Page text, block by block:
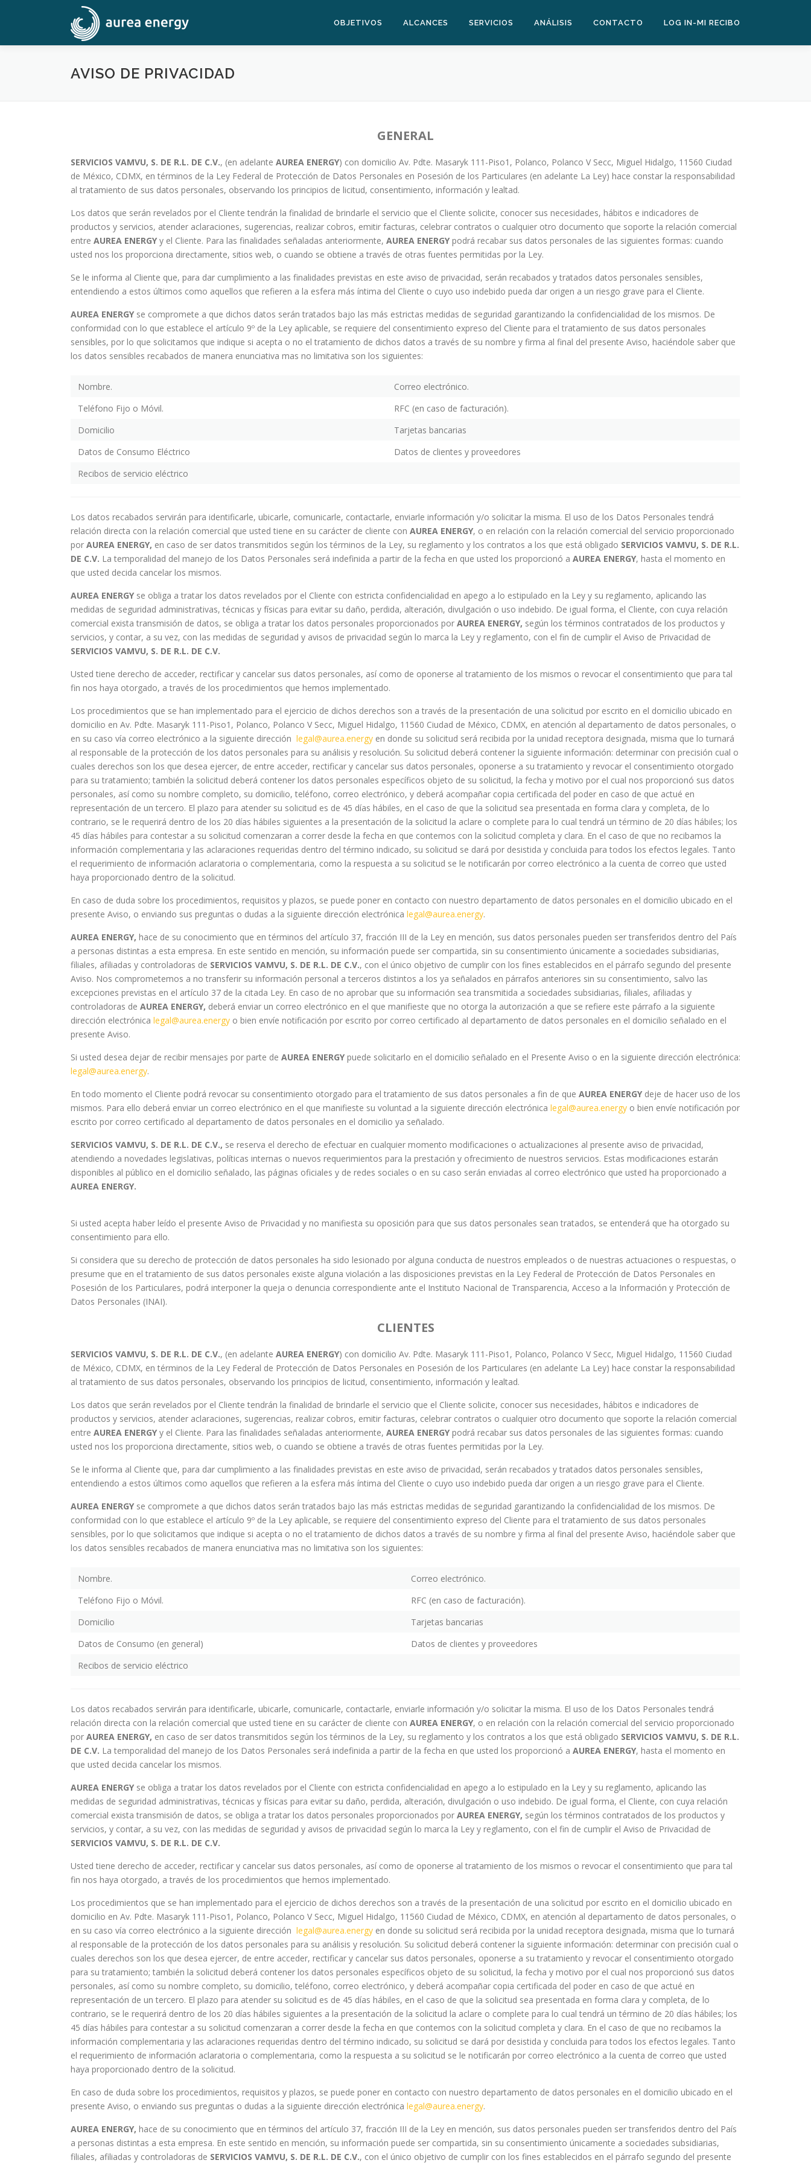
OBJETIVOS ALCANCES SERVICIOS ANÁLISIS CONTACTO LOG IN-MI RECIBO
AVISO DE PRIVACIDAD
GENERAL
SERVICIOS VAMVU, S. DE R.L. DE C.V., (en adelante AUREA ENERGY) con domicilio Av. Pdte. Masaryk 111-Piso1, Polanco, Polanco V Secc, Miguel Hidalgo, 11560 Ciudad
de México, CDMX, en términos de la Ley Federal de Protección de Datos Personales en Posesión de los Particulares (en adelante La Ley) hace constar la responsabilidad
al tratamiento de sus datos personales, observando los principios de licitud, consentimiento, información y lealtad.
Los datos que serán revelados por el Cliente tendrán la finalidad de brindarle el servicio que el Cliente solicite, conocer sus necesidades, hábitos e indicadores de
productos y servicios, atender aclaraciones, sugerencias, realizar cobros, emitir facturas, celebrar contratos o cualquier otro documento que soporte la relación comercial
entre AUREA ENERGYy el Cliente. Para las finalidades señaladas anteriormente, AUREA ENERGYpodrá recabar sus datos personales de las siguientes formas: cuando
usted nos los proporciona directamente, sitios web, o cuando se obtiene a través de otras fuentes permitidas por la Ley.
Se le informa al Cliente que, para dar cumplimiento a las finalidades previstas en este aviso de privacidad, serán recabados y tratados datos personales sensibles,
entendiendo a estos últimos como aquellos que refieren a la esfera más íntima del Cliente o cuyo uso indebido pueda dar origen a un riesgo grave para el Cliente.
AUREA ENERGYse compromete a que dichos datos serán tratados bajo las más estrictas medidas de seguridad garantizando la confidencialidad de los mismos. De
conformidad con lo que establece el artículo 9º de la Ley aplicable, se requiere del consentimiento expreso del Cliente para el tratamiento de sus datos personales
sensibles, por lo que solicitamos que indique si acepta o no el tratamiento de dichos datos a través de su nombre y firma al final del presente Aviso, haciéndole saber que
los datos sensibles recabados de manera enunciativa mas no limitativa son los siguientes:
Nombre.
Correo electrónico.
Teléfono Fijo o Móvil.
RFC (en caso de facturación).
Domicilio
Tarjetas bancarias
Datos de Consumo Eléctrico
Datos de clientes y proveedores
Recibos de servicio eléctrico
Los datos recabados servirán para identificarle, ubicarle, comunicarle, contactarle, enviarle información y/o solicitar la misma. El uso de los Datos Personales tendrá
relación directa con la relación comercial que usted tiene en su carácter de cliente con AUREA ENERGY, o en relación con la relación comercial del servicio proporcionado
por AUREA ENERGY, en caso de ser datos transmitidos según los términos de la Ley, su reglamento y los contratos a los que está obligado SERVICIOS VAMVU, S. DE R.L.
DE C.V. La temporalidad del manejo de los Datos Personales será indefinida a partir de la fecha en que usted los proporcionó a AUREA ENERGY, hasta el momento en
que usted decida cancelar los mismos.
AUREA ENERGYse obliga a tratar los datos revelados por el Cliente con estricta confidencialidad en apego a lo estipulado en la Ley y su reglamento, aplicando las
medidas de seguridad administrativas, técnicas y físicas para evitar su daño, perdida, alteración, divulgación o uso indebido. De igual forma, el Cliente, con cuya relación
comercial exista transmisión de datos, se obliga a tratar los datos personales proporcionados por AUREA ENERGY, según los términos contratados de los productos y
servicios, y contar, a su vez, con las medidas de seguridad y avisos de privacidad según lo marca la Ley y reglamento, con el fin de cumplir el Aviso de Privacidad de
SERVICIOS VAMVU, S. DE R.L. DE C.V.
Usted tiene derecho de acceder, rectificar y cancelar sus datos personales, así como de oponerse al tratamiento de los mismos o revocar el consentimiento que para tal
fin nos haya otorgado, a través de los procedimientos que hemos implementado.
Los procedimientos que se han implementado para el ejercicio de dichos derechos son a través de la presentación de una solicitud por escrito en el domicilio ubicado en
domicilio en Av. Pdte. Masaryk 111-Piso1, Polanco, Polanco V Secc, Miguel Hidalgo, 11560 Ciudad de México, CDMX, en atención al departamento de datos personales, o
en su caso vía correo electrónico a la siguiente dirección legal@aurea.energy en donde su solicitud será recibida por la unidad receptora designada, misma que lo turnará
al responsable de la protección de los datos personales para su análisis y resolución. Su solicitud deberá contener la siguiente información: determinar con precisión cual o
cuales derechos son los que desea ejercer, de entre acceder, rectificar y cancelar sus datos personales, oponerse a su tratamiento y revocar el consentimiento otorgado
para su tratamiento; también la solicitud deberá contener los datos personales específicos objeto de su solicitud, la fecha y motivo por el cual nos proporcionó sus datos
personales, así como su nombre completo, su domicilio, teléfono, correo electrónico, y deberá acompañar copia certificada del poder en caso de que actué en
representación de un tercero. El plazo para atender su solicitud es de 45 días hábiles, en el caso de que la solicitud sea presentada en forma clara y completa, de lo
contrario, se le requerirá dentro de los 20 días hábiles siguientes a la presentación de la solicitud la aclare o complete para lo cual tendrá un término de 20 días hábiles; los
45 días hábiles para contestar a su solicitud comenzaran a correr desde la fecha en que contemos con la solicitud completa y clara. En el caso de que no recibamos la
información complementaria y las aclaraciones requeridas dentro del término indicado, su solicitud se dará por desistida y concluida para todos los efectos legales. Tanto
el requerimiento de información aclaratoria o complementaria, como la respuesta a su solicitud se le notificarán por correo electrónico a la cuenta de correo que usted
haya proporcionado dentro de la solicitud.
En caso de duda sobre los procedimientos, requisitos y plazos, se puede poner en contacto con nuestro departamento de datos personales en el domicilio ubicado en el
presente Aviso, o enviando sus preguntas o dudas a la siguiente dirección electrónica legal@aurea.energy.
AUREA ENERGY, hace de su conocimiento que en términos del artículo 37, fracción III de la Ley en mención, sus datos personales pueden ser transferidos dentro del País
a personas distintas a esta empresa. En este sentido en mención, su información puede ser compartida, sin su consentimiento únicamente a sociedades subsidiarias,
filiales, afiliadas y controladoras de SERVICIOS VAMVU, S. DE R.L. DE C.V., con el único objetivo de cumplir con los fines establecidos en el párrafo segundo del presente
Aviso. Nos comprometemos a no transferir su información personal a terceros distintos a los ya señalados en párrafos anteriores sin su consentimiento, salvo las
excepciones previstas en el artículo 37 de la citada Ley. En caso de no aprobar que su información sea transmitida a sociedades subsidiarias, filiales, afiliadas y
controladoras de AUREA ENERGY, deberá enviar un correo electrónico en el que manifieste que no otorga la autorización a que se refiere este párrafo a la siguiente
dirección electrónica legal@aurea.energy o bien envíe notificación por escrito por correo certificado al departamento de datos personales en el domicilio señalado en el
presente Aviso.
Si usted desea dejar de recibir mensajes por parte de AUREA ENERGYpuede solicitarlo en el domicilio señalado en el Presente Aviso o en la siguiente dirección electrónica:
legal@aurea.energy.
En todo momento el Cliente podrá revocar su consentimiento otorgado para el tratamiento de sus datos personales a fin de que AUREA ENERGYdeje de hacer uso de los
mismos. Para ello deberá enviar un correo electrónico en el que manifieste su voluntad a la siguiente dirección electrónica legal@aurea.energy o bien envíe notificación por
escrito por correo certificado al departamento de datos personales en el domicilio ya señalado.
SERVICIOS VAMVU, S. DE R.L. DE C.V., se reserva el derecho de efectuar en cualquier momento modificaciones o actualizaciones al presente aviso de privacidad,
atendiendo a novedades legislativas, políticas internas o nuevos requerimientos para la prestación y ofrecimiento de nuestros servicios. Estas modificaciones estarán
disponibles al público en el domicilio señalado, las páginas oficiales y de redes sociales o en su caso serán enviadas al correo electrónico que usted ha proporcionado a
AUREA ENERGY.
Si usted acepta haber leído el presente Aviso de Privacidad y no manifiesta su oposición para que sus datos personales sean tratados, se entenderá que ha otorgado su
consentimiento para ello.
Si considera que su derecho de protección de datos personales ha sido lesionado por alguna conducta de nuestros empleados o de nuestras actuaciones o respuestas, o
presume que en el tratamiento de sus datos personales existe alguna violación a las disposiciones previstas en la Ley Federal de Protección de Datos Personales en
Posesión de los Particulares, podrá interponer la queja o denuncia correspondiente ante el Instituto Nacional de Transparencia, Acceso a la Información y Protección de
Datos Personales (INAI).
CLIENTES
SERVICIOS VAMVU, S. DE R.L. DE C.V., (en adelante AUREA ENERGY) con domicilio Av. Pdte. Masaryk 111-Piso1, Polanco, Polanco V Secc, Miguel Hidalgo, 11560 Ciudad
de México, CDMX, en términos de la Ley Federal de Protección de Datos Personales en Posesión de los Particulares (en adelante La Ley) hace constar la responsabilidad
al tratamiento de sus datos personales, observando los principios de licitud, consentimiento, información y lealtad.
Los datos que serán revelados por el Cliente tendrán la finalidad de brindarle el servicio que el Cliente solicite, conocer sus necesidades, hábitos e indicadores de
productos y servicios, atender aclaraciones, sugerencias, realizar cobros, emitir facturas, celebrar contratos o cualquier otro documento que soporte la relación comercial
entre AUREA ENERGYy el Cliente. Para las finalidades señaladas anteriormente, AUREA ENERGYpodrá recabar sus datos personales de las siguientes formas: cuando
usted nos los proporciona directamente, sitios web, o cuando se obtiene a través de otras fuentes permitidas por la Ley.
Se le informa al Cliente que, para dar cumplimiento a las finalidades previstas en este aviso de privacidad, serán recabados y tratados datos personales sensibles,
entendiendo a estos últimos como aquellos que refieren a la esfera más íntima del Cliente o cuyo uso indebido pueda dar origen a un riesgo grave para el Cliente.
AUREA ENERGYse compromete a que dichos datos serán tratados bajo las más estrictas medidas de seguridad garantizando la confidencialidad de los mismos. De
conformidad con lo que establece el artículo 9º de la Ley aplicable, se requiere del consentimiento expreso del Cliente para el tratamiento de sus datos personales
sensibles, por lo que solicitamos que indique si acepta o no el tratamiento de dichos datos a través de su nombre y firma al final del presente Aviso, haciéndole saber que
los datos sensibles recabados de manera enunciativa mas no limitativa son los siguientes:
Nombre.
Correo electrónico.
Teléfono Fijo o Móvil.
RFC (en caso de facturación).
Domicilio
Tarjetas bancarias
Datos de Consumo (en general)
Datos de clientes y proveedores
Recibos de servicio eléctrico
Los datos recabados servirán para identificarle, ubicarle, comunicarle, contactarle, enviarle información y/o solicitar la misma. El uso de los Datos Personales tendrá
relación directa con la relación comercial que usted tiene en su carácter de cliente con AUREA ENERGY, o en relación con la relación comercial del servicio proporcionado
por AUREA ENERGY, en caso de ser datos transmitidos según los términos de la Ley, su reglamento y los contratos a los que está obligado SERVICIOS VAMVU, S. DE R.L.
DE C.V. La temporalidad del manejo de los Datos Personales será indefinida a partir de la fecha en que usted los proporcionó a AUREA ENERGY, hasta el momento en
que usted decida cancelar los mismos.
AUREA ENERGYse obliga a tratar los datos revelados por el Cliente con estricta confidencialidad en apego a lo estipulado en la Ley y su reglamento, aplicando las
medidas de seguridad administrativas, técnicas y físicas para evitar su daño, perdida, alteración, divulgación o uso indebido. De igual forma, el Cliente, con cuya relación
comercial exista transmisión de datos, se obliga a tratar los datos personales proporcionados por AUREA ENERGY, según los términos contratados de los productos y
servicios, y contar, a su vez, con las medidas de seguridad y avisos de privacidad según lo marca la Ley y reglamento, con el fin de cumplir el Aviso de Privacidad de
SERVICIOS VAMVU, S. DE R.L. DE C.V.
Usted tiene derecho de acceder, rectificar y cancelar sus datos personales, así como de oponerse al tratamiento de los mismos o revocar el consentimiento que para tal
fin nos haya otorgado, a través de los procedimientos que hemos implementado.
Los procedimientos que se han implementado para el ejercicio de dichos derechos son a través de la presentación de una solicitud por escrito en el domicilio ubicado en
domicilio en Av. Pdte. Masaryk 111-Piso1, Polanco, Polanco V Secc, Miguel Hidalgo, 11560 Ciudad de México, CDMX, en atención al departamento de datos personales, o
en su caso vía correo electrónico a la siguiente dirección legal@aurea.energy en donde su solicitud será recibida por la unidad receptora designada, misma que lo turnará
al responsable de la protección de los datos personales para su análisis y resolución. Su solicitud deberá contener la siguiente información: determinar con precisión cual o
cuales derechos son los que desea ejercer, de entre acceder, rectificar y cancelar sus datos personales, oponerse a su tratamiento y revocar el consentimiento otorgado
para su tratamiento; también la solicitud deberá contener los datos personales específicos objeto de su solicitud, la fecha y motivo por el cual nos proporcionó sus datos
personales, así como su nombre completo, su domicilio, teléfono, correo electrónico, y deberá acompañar copia certificada del poder en caso de que actué en
representación de un tercero. El plazo para atender su solicitud es de 45 días hábiles, en el caso de que la solicitud sea presentada en forma clara y completa, de lo
contrario, se le requerirá dentro de los 20 días hábiles siguientes a la presentación de la solicitud la aclare o complete para lo cual tendrá un término de 20 días hábiles; los
45 días hábiles para contestar a su solicitud comenzaran a correr desde la fecha en que contemos con la solicitud completa y clara. En el caso de que no recibamos la
información complementaria y las aclaraciones requeridas dentro del término indicado, su solicitud se dará por desistida y concluida para todos los efectos legales. Tanto
el requerimiento de información aclaratoria o complementaria, como la respuesta a su solicitud se le notificarán por correo electrónico a la cuenta de correo que usted
haya proporcionado dentro de la solicitud.
En caso de duda sobre los procedimientos, requisitos y plazos, se puede poner en contacto con nuestro departamento de datos personales en el domicilio ubicado en el
presente Aviso, o enviando sus preguntas o dudas a la siguiente dirección electrónica legal@aurea.energy.
AUREA ENERGY, hace de su conocimiento que en términos del artículo 37, fracción III de la Ley en mención, sus datos personales pueden ser transferidos dentro del País
a personas distintas a esta empresa. En este sentido en mención, su información puede ser compartida, sin su consentimiento únicamente a sociedades subsidiarias,
filiales, afiliadas y controladoras de SERVICIOS VAMVU, S. DE R.L. DE C.V., con el único objetivo de cumplir con los fines establecidos en el párrafo segundo del presente